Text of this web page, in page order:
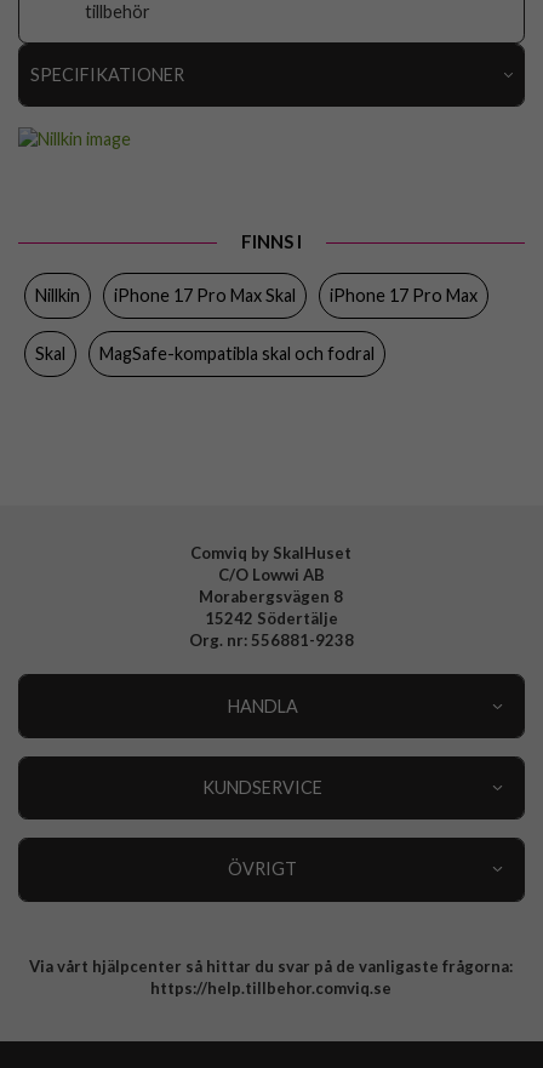
tillbehör
SPECIFIKATIONER
Färg Genomskinlig
Material Hårdplast (PC), Mjukplast (TPU)
Varumärke
FINNS I
Nillkin iPhone 17 Pro Max Skal iPhone 17 Pro Max
Skal MagSafe-kompatibla skal och fodral
Comviq by SkalHuset
C/O Lowwi AB
Morabergsvägen 8
15242 Södertälje
Org. nr: 556881-9238
HANDLA
KUNDSERVICE
ÖVRIGT
Integritetspolicy
Via vårt hjälpcenter så hittar du svar på de vanligaste frågorna:
https://help.tillbehor.comviq.se